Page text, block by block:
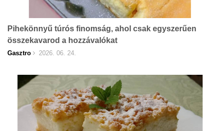
Pihekönnyű túrós finomság, ahol csak egyszerűen
összekavarod a hozzávalókat
Gasztro 2026. 06. 24.